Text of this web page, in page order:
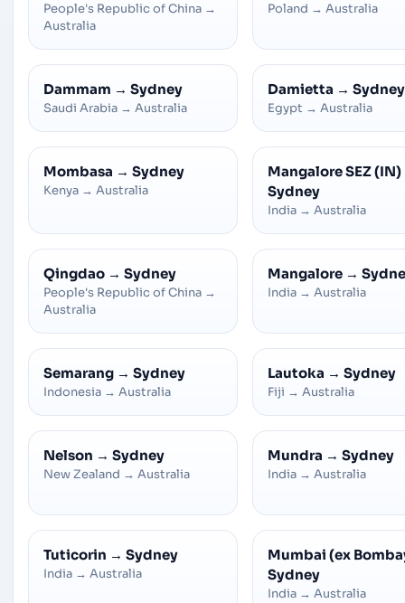
People's Republic of China →
Australia
Poland → Australia
Dammam → Sydney
Saudi Arabia → Australia
Damietta → Sydney
Egypt → Australia
Mombasa → Sydney
Kenya → Australia
Mangalore SEZ (IN)
Sydney
India → Australia
Qingdao → Sydney
People's Republic of China →
Australia
Mangalore →
India → Australia
Semarang → Sydney
Indonesia → Australia
Lautoka → Sydney
Fiji → Australia
Nelson → Sydney
New Zealand → Australia
Mundra → Sydney
India → Australia
Tuticorin → Sydney
India → Australia
Mumbai (ex
Sydney
India → Australia